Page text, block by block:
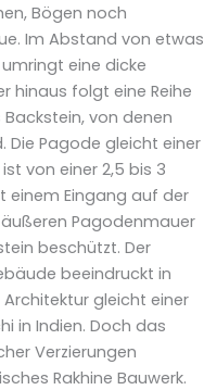
Bögen noch
Im Abstand von etwas
eine dicke
hinaus folgt eine Reihe
von denen
Die Pagode gleicht einer
von einer 2,5 bis 3
einem Eingang auf der
Pagodenmauer
beschützt. Der
beeindruckt in
Architektur gleicht einer
in Indien. Doch das
Verzierungen
Rakhine Bauwerk.